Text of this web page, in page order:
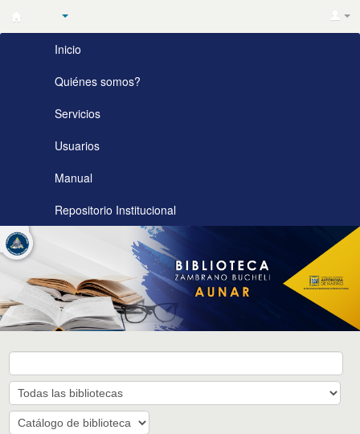
Biblioteca
Zambrano
Bucheli
AUNAR
Inicio
Quiénes somos?
Servicios
Usuarios
Manual
Repositorio Institucional